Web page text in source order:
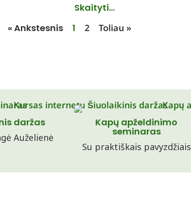
Skaityti...
« Ankstesnis
1 2 Toliau »
daržas
Auželienė
Kapų apželdinimo
seminaras
Su praktiškais pavyzdžiais